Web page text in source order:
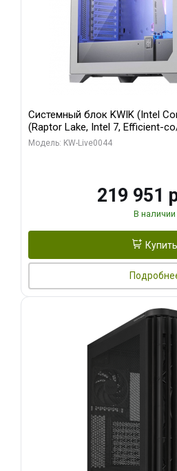
Системный блок KWIK (Intel
(Raptor Lake, Intel 7, Efficient-
модуля)/ Gigabyte RTX5070Ti
Модель: KW-Live0044
219 951
В наличии
Купить